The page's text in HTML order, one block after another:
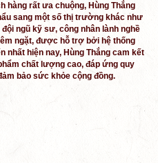
rất ưa chuộng, Hùng Thắng
sang một số thị trường khác như
ngũ kỹ sư, công nhân lành nghề
ngặt, được hỗ trợ bởi hệ thống
nhất hiện nay, Hùng Thắng cam kết
chất lượng cao, đáp ứng quy
bảo sức khỏe cộng đồng.